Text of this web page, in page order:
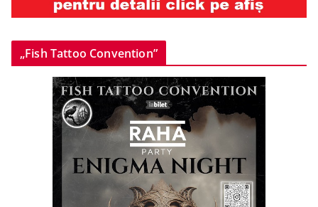
„Fish Tattoo Convention”